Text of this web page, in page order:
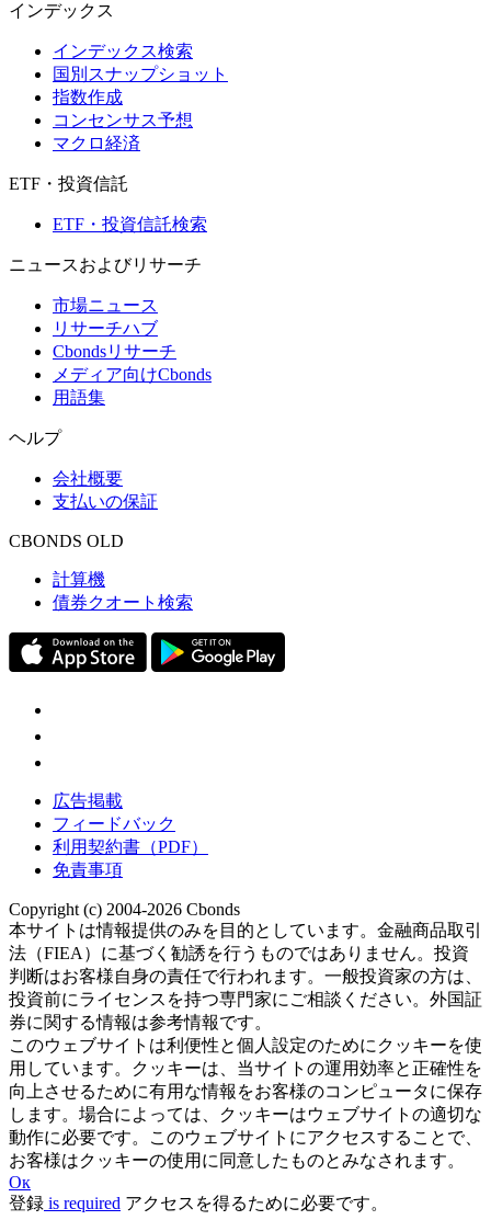
インデックス
インデックス検索
国別スナップショット
指数作成
コンセンサス予想
マクロ経済
ETF・投資信託
ETF・投資信託検索
ニュースおよびリサーチ
市場ニュース
リサーチハブ
Cbondsリサーチ
メディア向けCbonds
用語集
ヘルプ
会社概要
支払いの保証
CBONDS OLD
計算機
債券クオート検索
広告掲載
フィードバック
利用契約書（PDF）
免責事項
Copyright (c) 2004-2026 Cbonds
本サイトは情報提供のみを目的としています。金融商品取引
法（FIEA）に基づく勧誘を行うものではありません。投資
判断はお客様自身の責任で行われます。一般投資家の方は、
投資前にライセンスを持つ専門家にご相談ください。外国証
券に関する情報は参考情報です。
このウェブサイトは利便性と個人設定のためにクッキーを使
用しています。クッキーは、当サイトの運用効率と正確性を
向上させるために有用な情報をお客様のコンピュータに保存
します。場合によっては、クッキーはウェブサイトの適切な
動作に必要です。このウェブサイトにアクセスすることで、
お客様はクッキーの使用に同意したものとみなされます。
Ок
登録 is required アクセスを得るために必要です。